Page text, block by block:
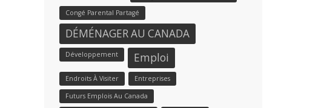
Congé Parental Partagé
DÉMÉNAGER AU CANADA
Développement Emploi
Endroits À Visiter Entreprises
Futurs Emplois Au Canada